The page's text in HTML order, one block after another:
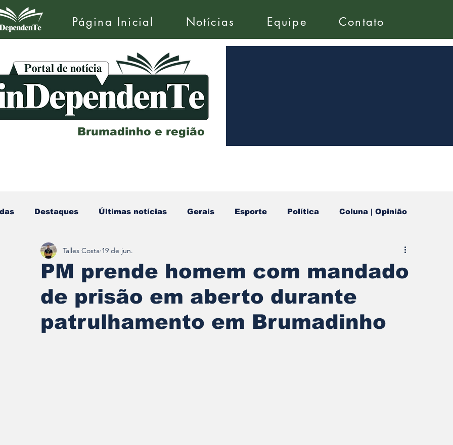
Página Inicial Notícias Equipe Contato
Brumadinho e região
Destaques Últimas notícias Gerais Esporte Política Coluna | Opinião
Redescobrindo Brumadinho
PM prende homem com mandado
de prisão em aberto durante
patrulhamento em Brumadinho
Talles Costa 19 de jun.